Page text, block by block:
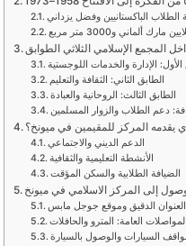
الباكستانيين وفضل يزداني
المجمع الإسلامي الثلاثي الطوابق
الأول: الإدارة والخدمات اللوجستية
الطابق الثاني: الثقافة والتعليم
الطابق الثالث: الروحانية والعبادة
دعم الطلاب والزوار المسلمين
يقدمه المركز للمقيمين في ميونخ؟
الدعم الديني والاجتماعي
الأنشطة التعليمية والثقافية
الضيافة الطلابية والسكن المؤقت
إلى المركز الاسلامي في ميونخ
العنوان الدقيق وموقع جوجل مابس
المواصلات العامة: المترو والحافلات
السيارات والوصول بالسيارة